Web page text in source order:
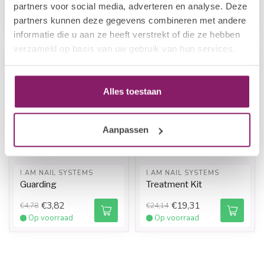
partners voor social media, adverteren en analyse. Deze
partners kunnen deze gegevens combineren met andere
informatie die u aan ze heeft verstrekt of die ze hebben
verzameld op basis van uw gebruik van hun services.
Alles toestaan
Aanpassen
€4,78 €3,82
Op voorraad
€4,78 €3,82
Op voorraad
I.AM NAIL SYSTEMS
Guarding
€4,78 €3,82
Op voorraad
I.AM NAIL SYSTEMS
Treatment Kit
€24,14 €19,31
Op voorraad